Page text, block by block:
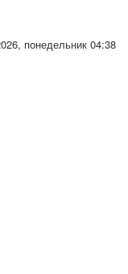
понедельник 04:38